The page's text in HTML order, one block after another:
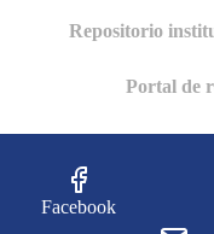
Repositorio
Portal de
Facebook